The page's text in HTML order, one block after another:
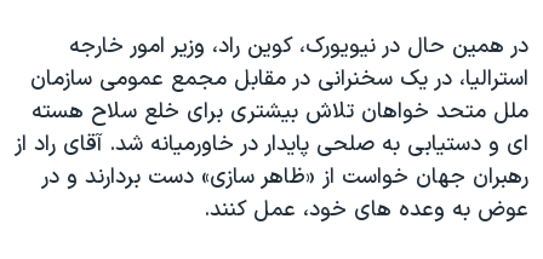
در همين حال در نيويورک، کوين راد، وزير امور خارجه
استراليا، در يک سخنرانی در مقابل مجمع عمومی سازمان
ملل متحد خواهان تلاش بيشتری برای خلع سلاح هسته
ای و دستيابی به صلحی پايدار در خاورميانه شد. آقای راد از
رهبران جهان خواست از «ظاهر سازی» دست بردارند و در
عوض به وعده های خود، عمل کنند.